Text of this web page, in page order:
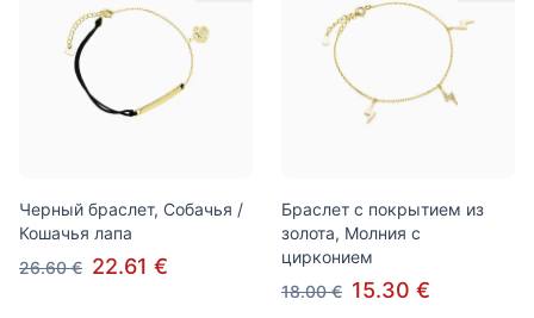
Черный браслет, Собачья /
Кошачья лапа
26.60 € 22.61 €
Браслет с покрытием из
золота, Молния с
цирконием
18.00 € 15.30 €